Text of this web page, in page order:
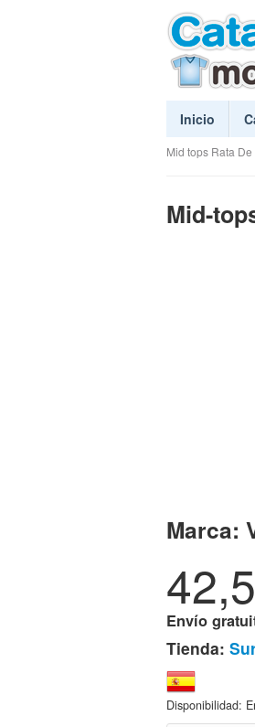
Inicio
Mid tops Rata
Mid-
Marca:
Envío
Tienda:
Disponibilidad: